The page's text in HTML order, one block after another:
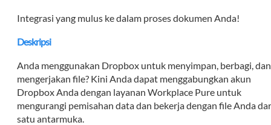
Integrasi yang mulus ke dalam proses dokumen Anda!
Deskripsi
Anda menggunakan Dropbox untuk menyimpan, berbagi, dan
mengerjakan file? Kini Anda dapat menggabungkan akun
Dropbox Anda dengan layanan Workplace Pure untuk
mengurangi pemisahan data dan bekerja dengan file Anda
satu antarmuka.